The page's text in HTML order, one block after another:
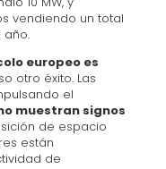
vendiendo un total
año.
europeo es
otro éxito. Las
el
muestran signos
de espacio
están
de